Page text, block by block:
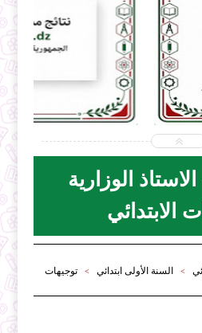
الوزارية
الابتدائي
> السنة الأولى ابتدائي >
توجيهات